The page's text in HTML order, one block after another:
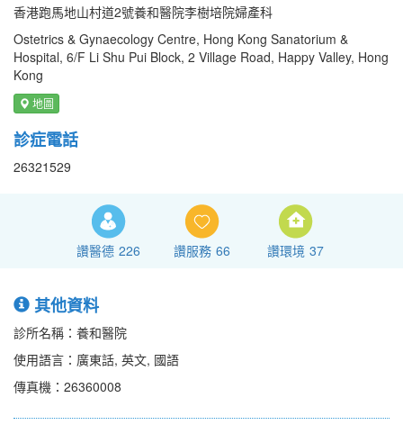
香港跑馬地山村道2號養和醫院李樹培院婦產科
Ostetrics & Gynaecology Centre, Hong Kong Sanatorium &
Hospital, 6/F Li Shu Pui Block, 2 Village Road, Happy Valley, Hong
Kong
地圖
診症電話
26321529
讚醫德 226 讚服務 66 讚環境 37
其他資料
診所名稱：養和醫院
使用語言：廣東話, 英文, 國語
傳真機：26360008